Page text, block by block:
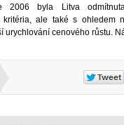
2006 byla Litva
kritéria, ale také s ohledem
urychlování cenového růstu.